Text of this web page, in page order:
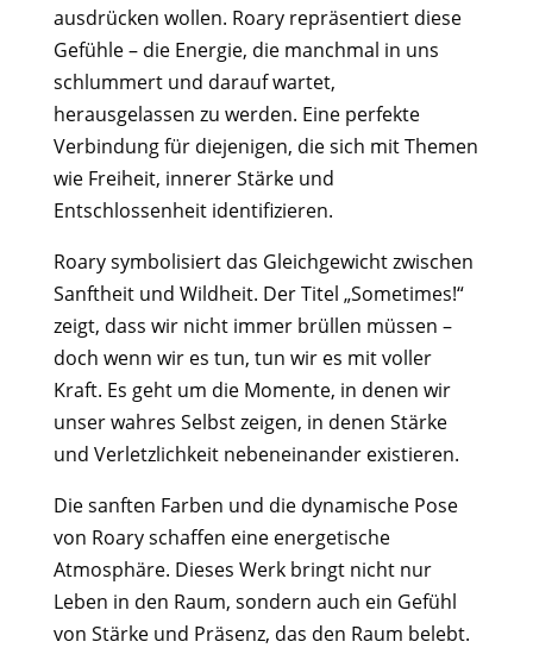
ausdrücken wollen. Roary repräsentiert diese
Gefühle – die Energie, die manchmal in uns
schlummert und darauf wartet,
herausgelassen zu werden. Eine perfekte
Verbindung für diejenigen, die sich mit Themen
wie Freiheit, innerer Stärke und
Entschlossenheit identifizieren.
Roary symbolisiert das Gleichgewicht zwischen
Sanftheit und Wildheit. Der Titel „Sometimes!“
zeigt, dass wir nicht immer brüllen müssen –
doch wenn wir es tun, tun wir es mit voller
Kraft. Es geht um die Momente, in denen wir
unser wahres Selbst zeigen, in denen Stärke
und Verletzlichkeit nebeneinander existieren.
Die sanften Farben und die dynamische Pose
von Roary schaffen eine energetische
Atmosphäre. Dieses Werk bringt nicht nur
Leben in den Raum, sondern auch ein Gefühl
von Stärke und Präsenz, das den Raum belebt.